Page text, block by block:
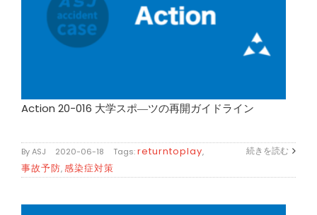
Action 20-016 大学スポ―ツの再開ガイドライン
ByASJ 2020-06-18 Tags:returntoplay,
事故予防,感染症対策
続きを読む